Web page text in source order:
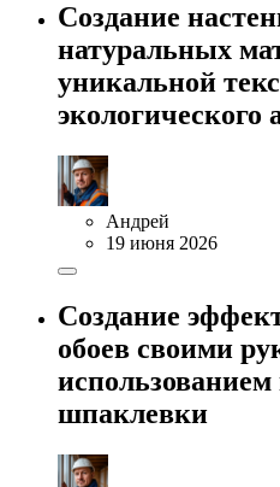
Создание
натуральных
уникальной
экологического
Андрей
19 июня 2026
Создание
обоев своими
использованием
шпаклевки